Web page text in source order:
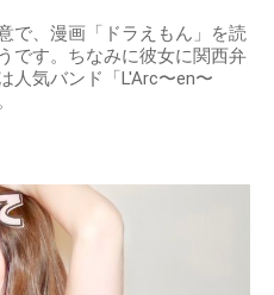
で、漫画「ドラえもん」を読
です。ちなみに彼女に関西弁
人気バンド「L'Arc〜en〜